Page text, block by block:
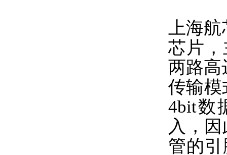
上海
芯片，
两路高
传输模
4bit数
入，
管的